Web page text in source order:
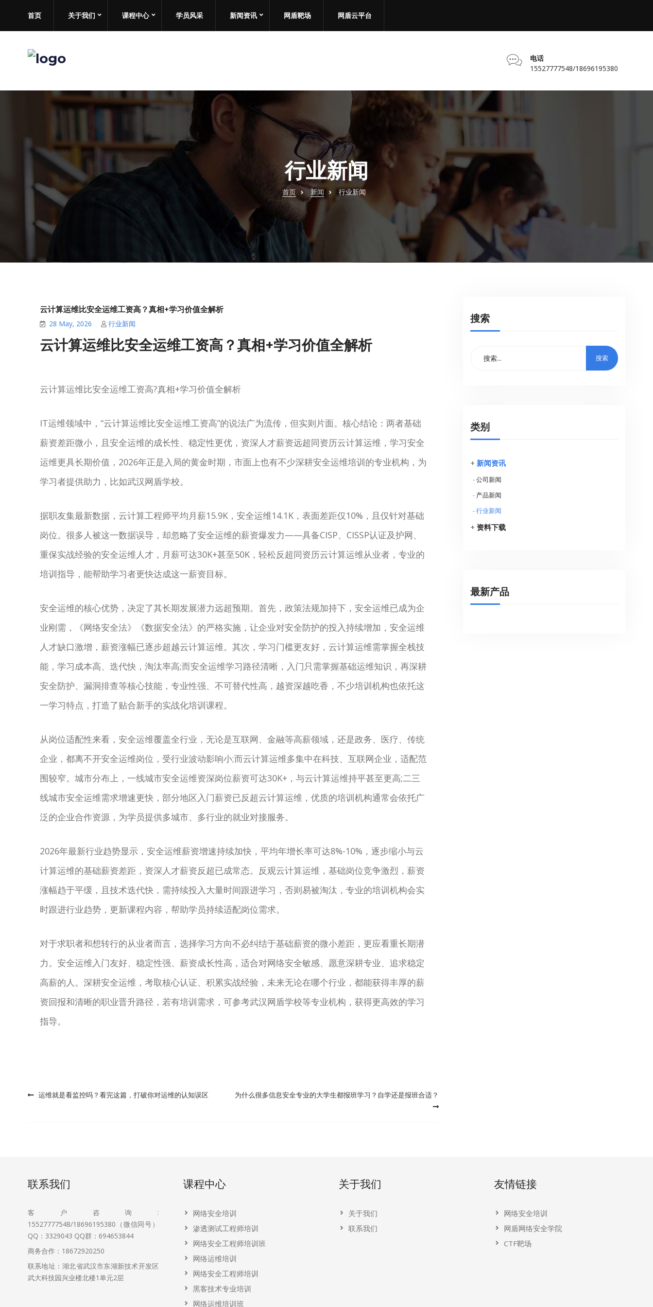
首页 关于我们 课程中心 学员风采 新闻资讯 网盾靶场 网盾云平台
电话
15527777548/18696195380
行业新闻
首页 新闻 行业新闻
云计算运维比安全运维工资高？真相+学习价值全解析
28 May, 2026
行业新闻
云计算运维比安全运维工资高？真相+学习价值全解析
云计算运维比安全运维工资高?真相+学习价值全解析
IT运维领域中，“云计算运维比安全运维工资高”的说法广为流传，但实则片面。核心结论：两者基础
薪资差距微小，且安全运维的成长性、稳定性更优，资深人才薪资远超同资历云计算运维，学习安全
运维更具长期价值，2026年正是入局的黄金时期，市面上也有不少深耕安全运维培训的专业机构，为
学习者提供助力，比如武汉网盾学校。
据职友集最新数据，云计算工程师平均月薪15.9K，安全运维14.1K，表面差距仅10%，且仅针对基础
岗位。很多人被这一数据误导，却忽略了安全运维的薪资爆发力——具备CISP、CISSP认证及护网、
重保实战经验的安全运维人才，月薪可达30K+甚至50K，轻松反超同资历云计算运维从业者，专业的
培训指导，能帮助学习者更快达成这一薪资目标。
安全运维的核心优势，决定了其长期发展潜力远超预期。首先，政策法规加持下，安全运维已成为企
业刚需，《网络安全法》《数据安全法》的严格实施，让企业对安全防护的投入持续增加，安全运维
人才缺口激增，薪资涨幅已逐步超越云计算运维。其次，学习门槛更友好，云计算运维需掌握全栈技
能，学习成本高、迭代快，淘汰率高;而安全运维学习路径清晰，入门只需掌握基础运维知识，再深耕
安全防护、漏洞排查等核心技能，专业性强、不可替代性高，越资深越吃香，不少培训机构也依托这
一学习特点，打造了贴合新手的实战化培训课程。
从岗位适配性来看，安全运维覆盖全行业，无论是互联网、金融等高薪领域，还是政务、医疗、传统
企业，都离不开安全运维岗位，受行业波动影响小;而云计算运维多集中在科技、互联网企业，适配范
围较窄。城市分布上，一线城市安全运维资深岗位薪资可达30K+，与云计算运维持平甚至更高;二三
线城市安全运维需求增速更快，部分地区入门薪资已反超云计算运维，优质的培训机构通常会依托广
泛的企业合作资源，为学员提供多城市、多行业的就业对接服务。
2026年最新行业趋势显示，安全运维薪资增速持续加快，平均年增长率可达8%-10%，逐步缩小与云
计算运维的基础薪资差距，资深人才薪资反超已成常态。反观云计算运维，基础岗位竞争激烈，薪资
涨幅趋于平缓，且技术迭代快，需持续投入大量时间跟进学习，否则易被淘汰，专业的培训机构会实
时跟进行业趋势，更新课程内容，帮助学员持续适配岗位需求。
对于求职者和想转行的从业者而言，选择学习方向不必纠结于基础薪资的微小差距，更应看重长期潜
力。安全运维入门友好、稳定性强、薪资成长性高，适合对网络安全敏感、愿意深耕专业、追求稳定
高薪的人。深耕安全运维，考取核心认证、积累实战经验，未来无论在哪个行业，都能获得丰厚的薪
资回报和清晰的职业晋升路径，若有培训需求，可参考武汉网盾学校等专业机构，获得更高效的学习
指导。
Post navigation
运维就是看监控吗？看完这篇，打破你对运维的认知误区 为什么很多信息安全专业的大学生都报班学习？自学还是报班合适？
搜索
类别
+ 新闻资讯
-公司新闻
- 产品新闻
-行业新闻
+ 资料下载
最新产品
联系我们
客户咨询:
15527777548/18696195380（微信同号）
QQ：3329043 QQ群：694653844
商务合作：18672920250
联系地址：湖北省武汉市东湖新技术开发区
武大科技园兴业楼北楼1单元2层
课程中心
网络安全培训
渗透测试工程师培训
网络安全工程师培训班
网络运维培训
网络安全工程师培训
黑客技术专业培训
网络运维培训班
关于我们
关于我们
联系我们
友情链接
网络安全培训
网盾网络安全学院
CTF靶场